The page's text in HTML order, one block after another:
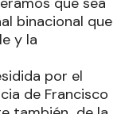
binacional que
y la
por el
de Francisco